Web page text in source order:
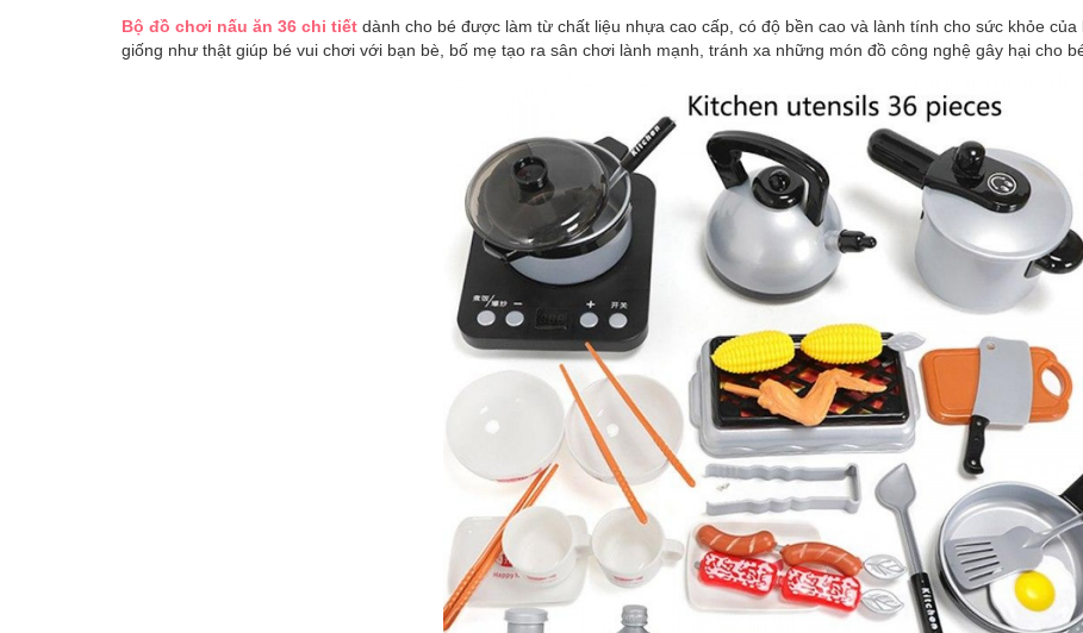
Bộ đồ chơi nấu ăn 36 chi tiết dành cho bé được làm từ chất liệu nhựa cao cấp, có độ bền cao và lành tính cho sức khỏe
giống như thật giúp bé vui chơi với bạn bè, bố mẹ tạo ra sân chơi lành mạnh, tránh xa những món đồ công nghệ gây hại cho